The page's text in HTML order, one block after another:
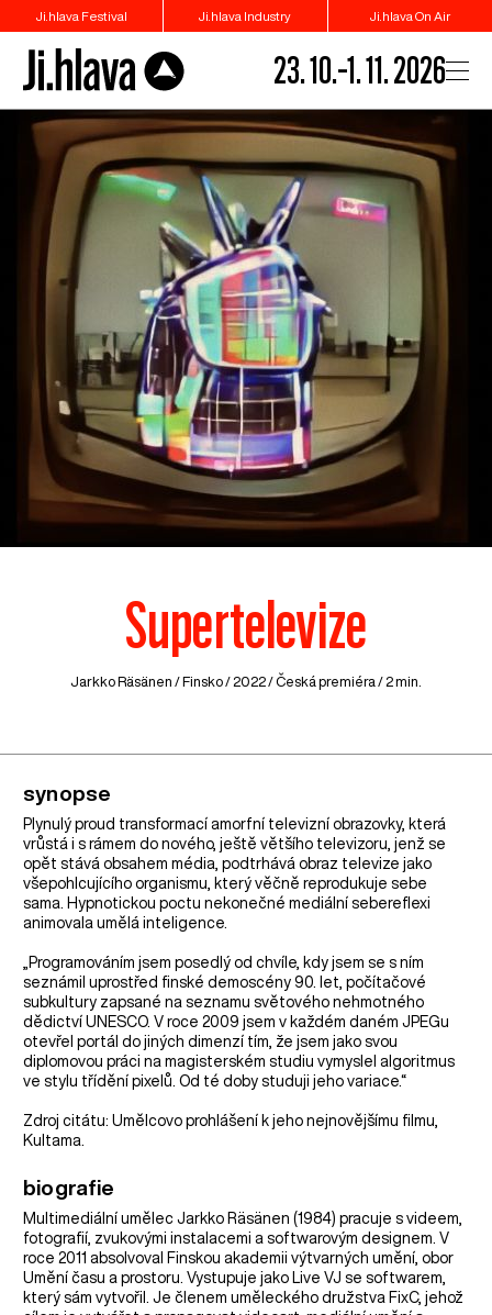
Ji.hlava Festival Ji.hlava Industry Ji.hlava On Air
23. 10.–1. 11. 2026
Supertelevize
Jarkko Räsänen / Finsko/ 2022 / Česká premiéra / 2 min.
synopse
Plynulý proud transformací amorfní televizní obrazovky, která
vrůstá i s rámem do nového, ještě většího televizoru, jenž se
opět stává obsahem média, podtrhává obraz televize jako
všepohlcujícího organismu, který věčně reprodukuje sebe
sama. Hypnotickou poctu nekonečné mediální sebereflexi
animovala umělá inteligence.
„Programováním jsem posedlý od chvíle, kdy jsem se s ním
seznámil uprostřed finské demoscény 90. let, počítačové
subkultury zapsané na seznamu světového nehmotného
dědictví UNESCO. V roce 2009 jsem v každém daném JPEGu
otevřel portál do jiných dimenzí tím, že jsem jako svou
diplomovou práci na magisterském studiu vymyslel algoritmus
ve stylu třídění pixelů. Od té doby studuji jeho variace.“
Zdroj citátu: Umělcovo prohlášení k jeho nejnovějšímu filmu,
Kultama.
biografie
Multimediální umělec Jarkko Räsänen (1984) pracuje s videem,
fotografií, zvukovými instalacemi a softwarovým designem. V
roce 2011 absolvoval Finskou akademii výtvarných umění, obor
Umění času a prostoru. Vystupuje jako Live VJ se softwarem,
který sám vytvořil. Je členem uměleckého družstva FixC, jehož